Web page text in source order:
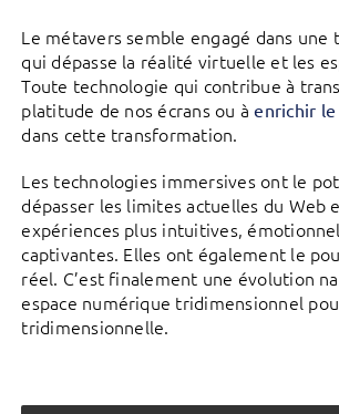
Le métavers semble engagé dans
qui dépasse la réalité virtuelle et les
Toute technologie qui contribue à
platitude de nos écrans ou àenrichir
dans cette transformation.
Les technologies immersives ont le
dépasser les limites actuelles du Web
expériences plus intuitives,
captivantes. Elles ont également le
réel. C’est finalement une évolution
espace numérique tridimensionnel
tridimensionnelle.